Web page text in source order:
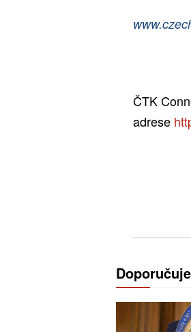
ČTK
adrese